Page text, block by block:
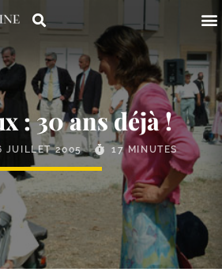
: 30 ans déjà !
JUILLET 2005 17 MINUTES